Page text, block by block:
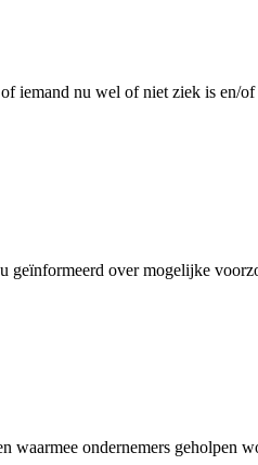
iemand nu wel of niet ziek is en/
over mogelijke
waarmee ondernemers geholpen